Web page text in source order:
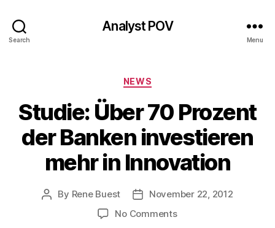
Search
Analyst POV
Menu
Categories
NEWS
Studie: Über 70 Prozent
der Banken investieren
mehr in Innovation
Post
By Rene Buest
PostNovember 22, 2012
No Commentson